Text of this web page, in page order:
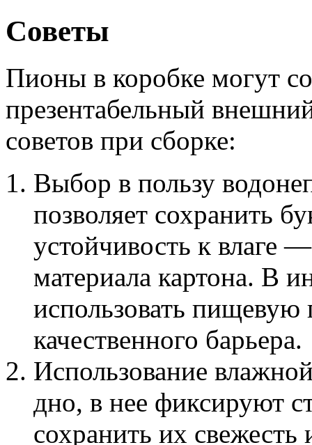
Советы
Пионы в коробке могут
презентабельный
советов при сборке:
Выбор в пользу
позволяет сохранить
устойчивость к влаге
материала картона. В
использовать пищевую
качественного барьера.
Использование
дно, в нее фиксируют
сохранить их свежесть